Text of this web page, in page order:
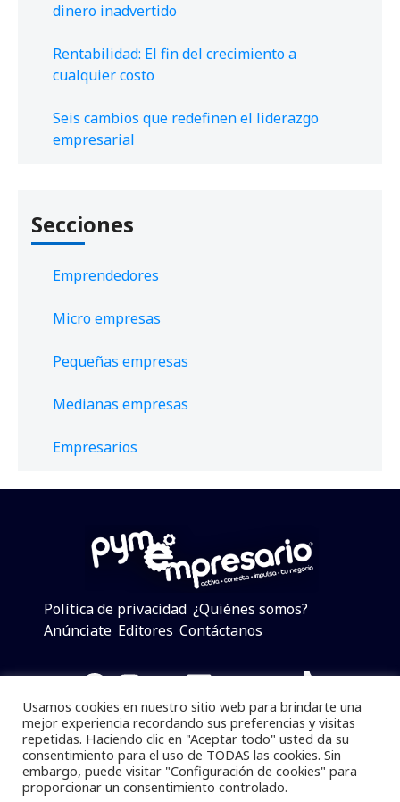
dinero inadvertido
Rentabilidad: El fin del crecimiento a
cualquier costo
Seis cambios que redefinen el liderazgo
empresarial
Secciones
Emprendedores
Micro empresas
Pequeñas empresas
Medianas empresas
Empresarios
Política de privacidad ¿Quiénes somos?
Anúnciate Editores Contáctanos
Facebook
Instagram
Twitter
LinkedIn
Telegram
YouTube
TikTok
Pymempresario © 2025 Todos los derechos reservados.
Se prohibe el uso de la información total o parcial sin
Usamos cookies en nuestro sitio web para brindarte una
mejor experiencia recordando sus preferencias y visitas
repetidas. Haciendo clic en "Aceptar todo" usted da su
consentimiento para el uso de TODAS las cookies. Sin
embargo, puede visitar "Configuración de cookies" para
proporcionar un consentimiento controlado.